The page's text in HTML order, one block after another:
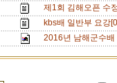
제1회 김해오픈 수
kbs배 일반부 요강
2016년 남해군수